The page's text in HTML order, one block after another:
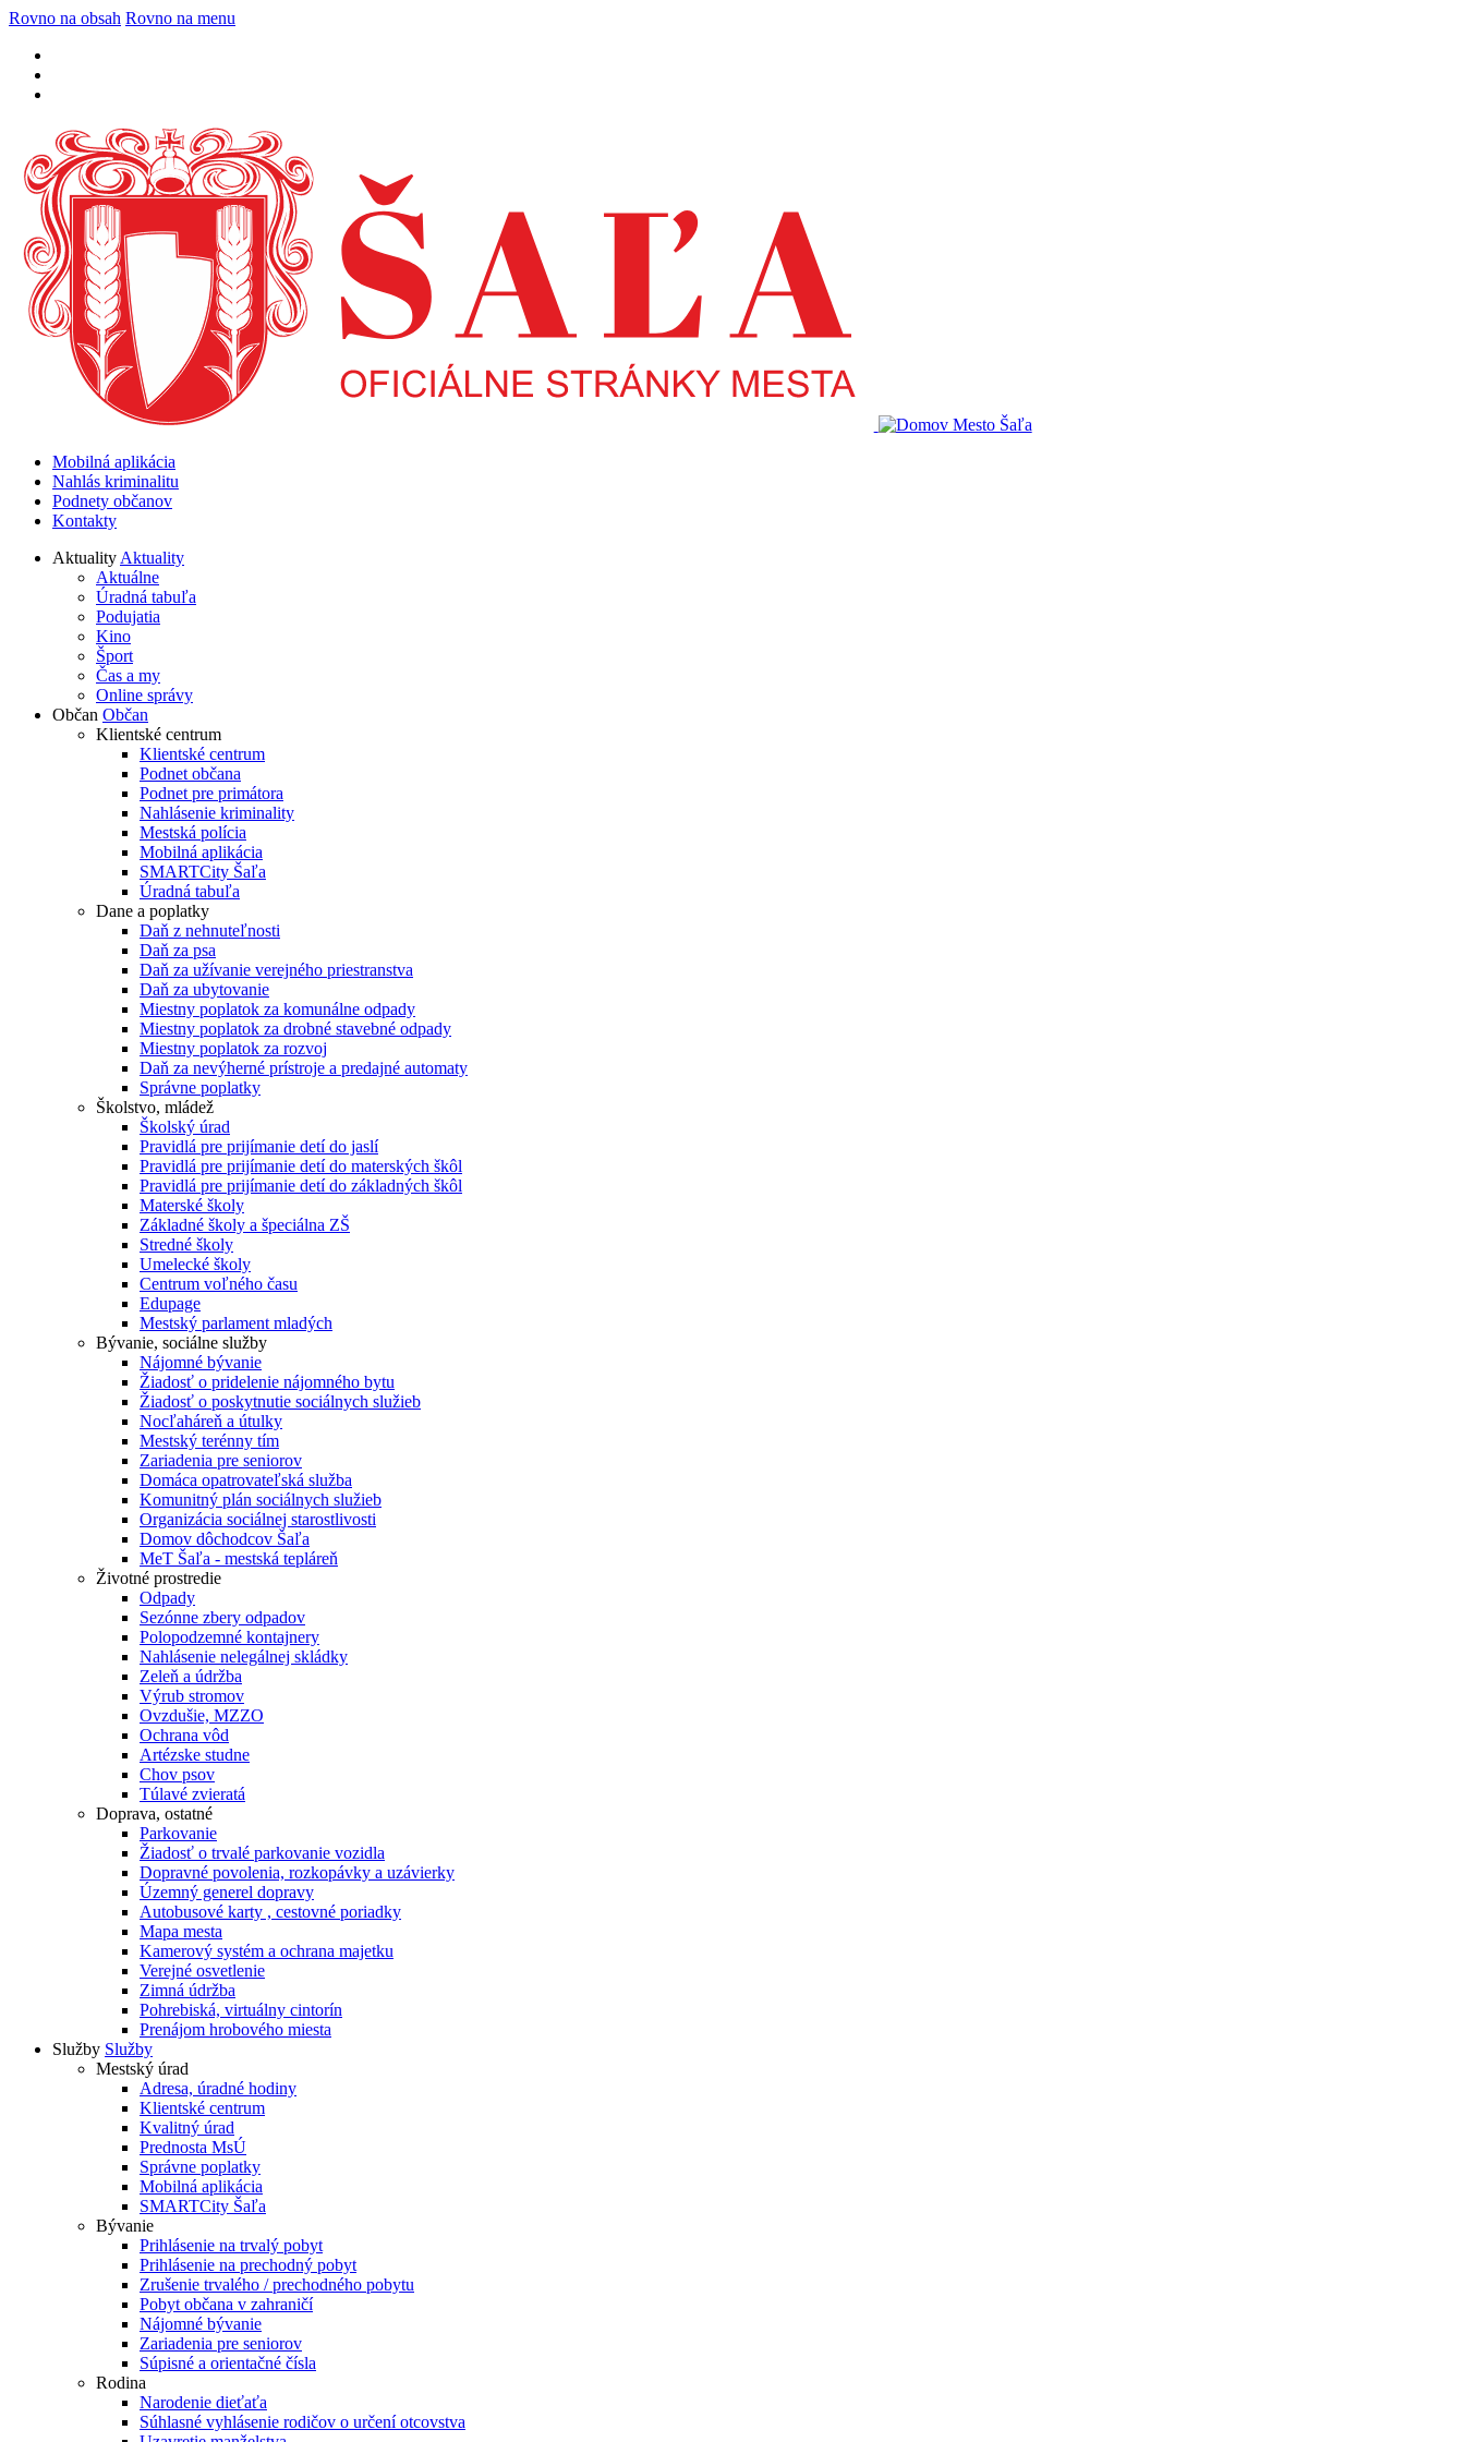
Rovno na obsah Rovno na menu
Mobilná aplikácia
Nahlás kriminalitu
Podnety občanov
Kontakty
AktualityAktuality
Aktuálne
Úradná tabuľa
Podujatia
Kino
Šport
Čas a my
Online správy
Občan Občan
Klientské centrum
Klientské centrum
Podnet občana
Podnet pre primátora
Nahlásenie kriminality
Mestská polícia
Mobilná aplikácia
SMARTCity Šaľa
Úradná tabuľa
Dane a poplatky
Daň z nehnuteľnosti
Daň za psa
Daň za užívanie verejného priestranstva
Daň za ubytovanie
Miestny poplatok za komunálne odpady
Miestny poplatok za drobné stavebné odpady
Miestny poplatok za rozvoj
Daň za nevýherné prístroje a predajné automaty
Správne poplatky
Školstvo, mládež
Školský úrad
Pravidlá pre prijímanie detí do jaslí
Pravidlá pre prijímanie detí do materských škôl
Pravidlá pre prijímanie detí do základných škôl
Materské školy
Základné školy a špeciálna ZŠ
Stredné školy
Umelecké školy
Centrum voľného času
Edupage
Mestský parlament mladých
Bývanie, sociálne služby
Nájomné bývanie
Žiadosť o pridelenie nájomného bytu
Žiadosť o poskytnutie sociálnych služieb
Nocľaháreň a útulky
Mestský terénny tím
Zariadenia pre seniorov
Domáca opatrovateľská služba
Komunitný plán sociálnych služieb
Organizácia sociálnej starostlivosti
Domov dôchodcov Šaľa
MeT Šaľa - mestská tepláreň
Životné prostredie
Odpady
Sezónne zbery odpadov
Polopodzemné kontajnery
Nahlásenie nelegálnej skládky
Zeleň a údržba
Výrub stromov
Ovzdušie, MZZO
Ochrana vôd
Artézske studne
Chov psov
Túlavé zvieratá
Doprava, ostatné
Parkovanie
Žiadosť o trvalé parkovanie vozidla
Dopravné povolenia, rozkopávky a uzávierky
Územný generel dopravy
Autobusové karty , cestovné poriadky
Mapa mesta
Kamerový systém a ochrana majetku
Verejné osvetlenie
Zimná údržba
Pohrebiská, virtuálny cintorín
Prenájom hrobového miesta
Služby Služby
Mestský úrad
Adresa, úradné hodiny
Klientské centrum
Kvalitný úrad
Prednosta MsÚ
Správne poplatky
Mobilná aplikácia
SMARTCity Šaľa
Bývanie
Prihlásenie na trvalý pobyt
Prihlásenie na prechodný pobyt
Zrušenie trvalého / prechodného pobytu
Pobyt občana v zahraničí
Nájomné bývanie
Zariadenia pre seniorov
Súpisné a orientačné čísla
Rodina
Narodenie dieťaťa
Súhlasné vyhlásenie rodičov o určení otcovstva